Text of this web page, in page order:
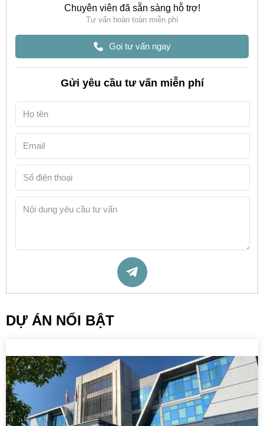
Chuyên viên đã sẵn sàng hỗ trợ!
Tư vấn hoàn toàn miễn phí
Gọi tư vấn ngay
Gửi yêu cầu tư vấn miễn phí
DỰ ÁN NỔI BẬT